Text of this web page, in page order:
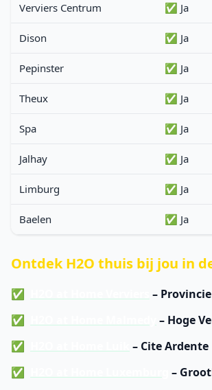
Verviers Centrum ✅ Ja
Dison ✅ Ja
Pepinster ✅ Ja
Theux ✅ Ja
Spa ✅ Ja
Jalhay ✅ Ja
Limburg ✅ Ja
Baelen ✅ Ja
Ontdek H2O thuis bij jou in
–
– Hoge
– Cite Ardente
–